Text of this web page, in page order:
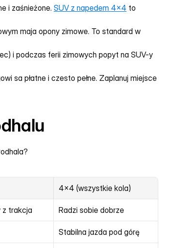
i zaśnieżone. SUV z napedem 4x4 to
maja opony zimowe. To standard w
i podczas ferii zimowych popyt na SUV-y
sa płatne i czesto pełne. Zaplanuj miejsce
4x4 (wszystkie kola)
z trakcja Radzi sobie dobrze
Stabilna jazda pod górę